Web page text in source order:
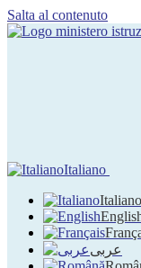
Salta al contenuto
Italiano
Italiano
عربى